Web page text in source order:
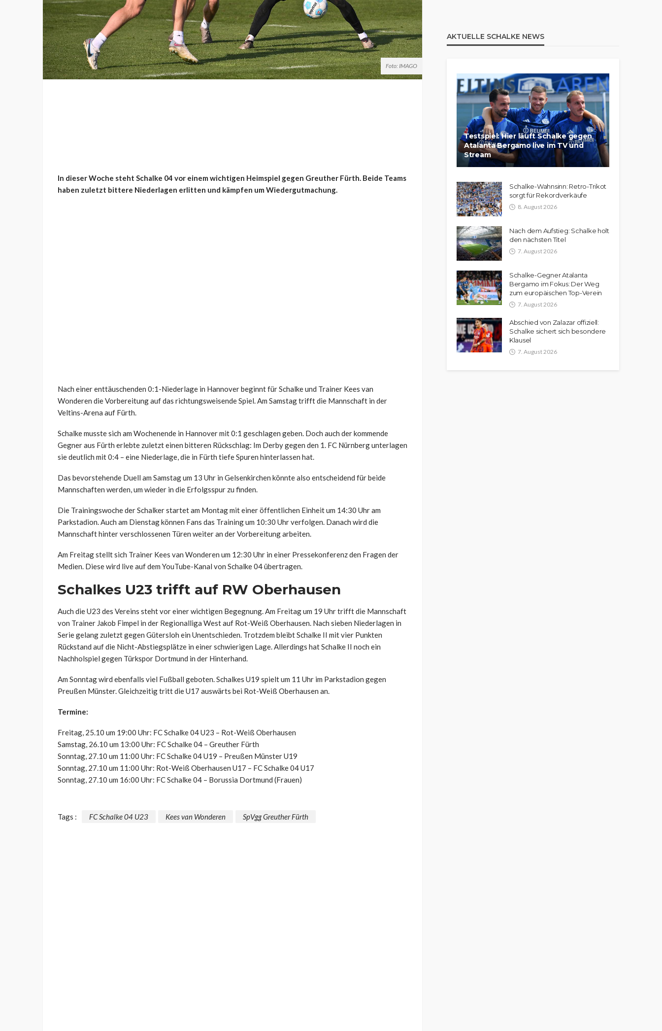
Foto: IMAGO
In dieser Woche steht Schalke 04 vor einem wichtigen Heimspiel gegen Greuther Fürth. Beide Teams
haben zuletzt bittere Niederlagen erlitten und kämpfen um Wiedergutmachung.
Nach einer enttäuschenden 0:1-Niederlage in Hannover beginnt für Schalke und Trainer Kees van
Wonderen die Vorbereitung auf das richtungsweisende Spiel. Am Samstag trifft die Mannschaft in der
Veltins-Arena auf Fürth.
Schalke musste sich am Wochenende in Hannover mit 0:1 geschlagen geben. Doch auch der kommende
Gegner aus Fürth erlebte zuletzt einen bitteren Rückschlag: Im Derby gegen den 1. FC Nürnberg unterlagen
sie deutlich mit 0:4 – eine Niederlage, die in Fürth tiefe Spuren hinterlassen hat.
Das bevorstehende Duell am Samstag um 13 Uhr in Gelsenkirchen könnte also entscheidend für beide
Mannschaften werden, um wieder in die Erfolgsspur zu finden.
Die Trainingswoche der Schalker startet am Montag mit einer öffentlichen Einheit um 14:30 Uhr am
Parkstadion. Auch am Dienstag können Fans das Training um 10:30 Uhr verfolgen. Danach wird die
Mannschaft hinter verschlossenen Türen weiter an der Vorbereitung arbeiten.
Am Freitag stellt sich Trainer Kees van Wonderen um 12:30 Uhr in einer Pressekonferenz den Fragen der
Medien. Diese wird live auf dem YouTube-Kanal von Schalke 04 übertragen.
Schalkes U23 trifft auf RW Oberhausen
Auch die U23 des Vereins steht vor einer wichtigen Begegnung. Am Freitag um 19 Uhr trifft die Mannschaft
von Trainer Jakob Fimpel in der Regionalliga West auf Rot-Weiß Oberhausen. Nach sieben Niederlagen in
Serie gelang zuletzt gegen Gütersloh ein Unentschieden. Trotzdem bleibt Schalke II mit vier Punkten
Rückstand auf die Nicht-Abstiegsplätze in einer schwierigen Lage. Allerdings hat Schalke II noch ein
Nachholspiel gegen Türkspor Dortmund in der Hinterhand.
Am Sonntag wird ebenfalls viel Fußball geboten. Schalkes U19 spielt um 11 Uhr im Parkstadion gegen
Preußen Münster. Gleichzeitig tritt die U17 auswärts bei Rot-Weiß Oberhausen an.
Termine:
Freitag, 25.10 um 19:00 Uhr: FC Schalke 04 U23 – Rot-Weiß Oberhausen
Samstag, 26.10 um 13:00 Uhr: FC Schalke 04 – Greuther Fürth
Sonntag, 27.10 um 11:00 Uhr: FC Schalke 04 U19 – Preußen Münster U19
Sonntag, 27.10 um 11:00 Uhr: Rot-Weiß Oberhausen U17 – FC Schalke 04 U17
Sonntag, 27.10 um 16:00 Uhr: FC Schalke 04 – Borussia Dortmund (Frauen)
Tags : FC Schalke 04 U23 Kees van Wonderen SpVgg Greuther Fürth
AKTUELLE SCHALKE NEWS
Testspiel: Hier läuft Schalke gegen
Atalanta Bergamo live im TV und
Stream
Schalke-Wahnsinn: Retro-Trikot
sorgt für Rekordverkäufe
8. August 2026
Nach dem Aufstieg: Schalke holt
den nächsten Titel
7. August 2026
Schalke-Gegner Atalanta
Bergamo im Fokus: Der Weg
zum europäischen Top-Verein
7. August 2026
Abschied von Zalazar offiziell:
Schalke sichert sich besondere
Klausel
7. August 2026